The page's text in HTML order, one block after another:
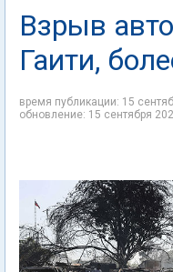
Взрыв
Гаити,
время публикации: 15
обновление: 15 сентября